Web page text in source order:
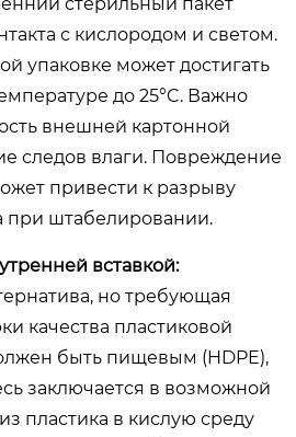
с кислородом и светом.
упаковке может достигать
до 25°C. Важно
внешней картонной
следов влаги. Повреждение
привести к разрыву
при штабелировании.
вставкой:
но требующая
качества пластиковой
быть пищевым (HDPE),
заключается в возможной
пластика в кислую среду